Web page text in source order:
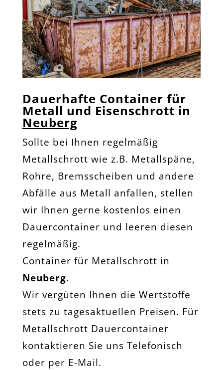
Dauerhafte Container für
Metall und Eisenschrott in
Neuberg
Sollte bei Ihnen regelmäßig
Metallschrott wie z.B. Metallspäne,
Rohre, Bremsscheiben und andere
Abfälle aus Metall anfallen, stellen
wir Ihnen gerne kostenlos einen
Dauercontainer und leeren diesen
regelmäßig.
Container für Metallschrott in
Neuberg.
Wir vergüten Ihnen die Wertstoffe
stets zu tagesaktuellen Preisen. Für
Metallschrott Dauercontainer
kontaktieren Sie uns Telefonisch
oder per E-Mail.